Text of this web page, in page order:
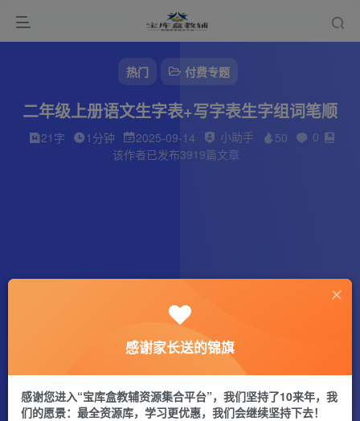
热门 付费专题
二年级上册语文生字表+写字表生字组词笔顺
21字 1分钟 2025-09-14 小助手 50
0
该作者已发布3919篇文章
感谢家长送的锦旗
感谢您进入“宝库盒教辅资源集合平台”，我们坚持了10来年，我
们的愿景：最全资源库，学习更优惠，我们会继续坚持下去！